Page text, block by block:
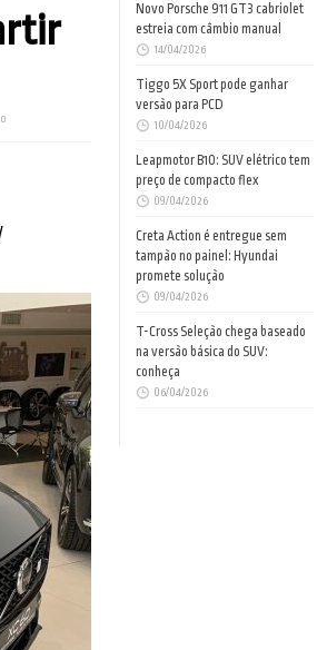
0
Novo Porsche 911 GT3 cabriolet
estreia com câmbio manual
14/04/2026
Tiggo 5X Sport pode ganhar
versão para PCD
10/04/2026
Leapmotor B10: SUV elétrico tem
preço de compacto flex
09/04/2026
Creta Action é entregue sem
tampão no painel: Hyundai
promete solução
09/04/2026
T-Cross Seleção chega baseado
na versão básica do SUV:
conheça
06/04/2026